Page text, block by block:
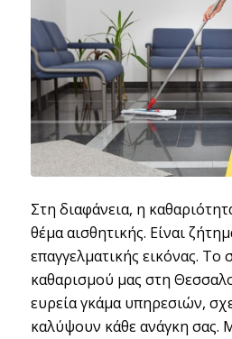
Στη διαφάνεια, η
θέμα αισθητικής. Είναι
επαγγελματικής εικόνας. Το
καθαρισμού μας στη
ευρεία γκάμα υπηρεσιών,
καλύψουν κάθε ανάγκη σας.